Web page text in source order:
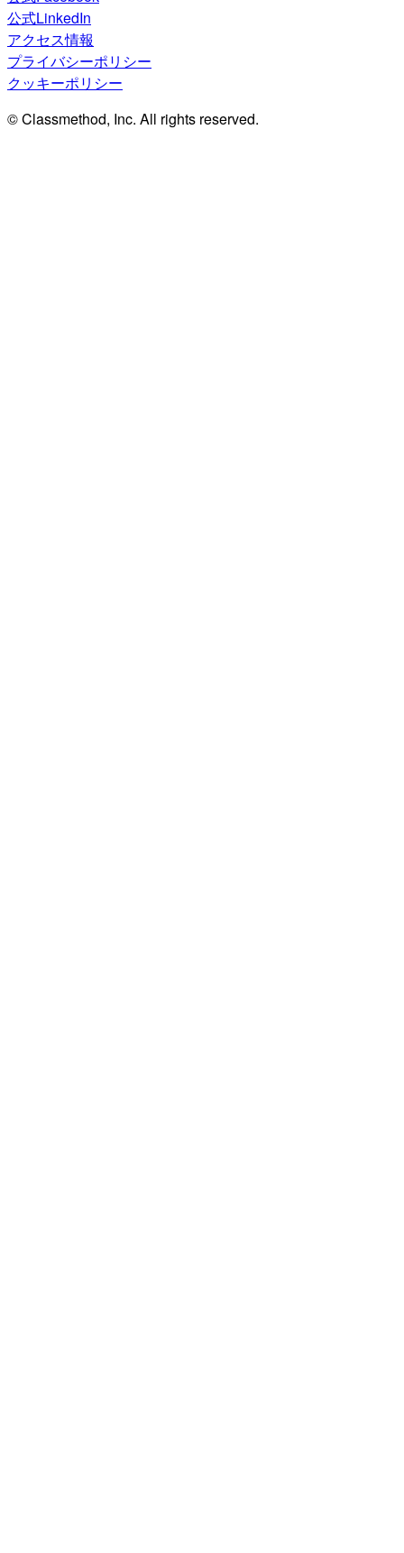
公式LinkedIn
アクセス情報
プライバシーポリシー
クッキーポリシー
© Classmethod, Inc. All rights reserved.